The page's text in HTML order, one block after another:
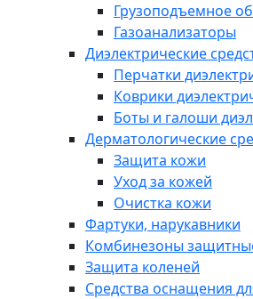
Грузоподъемное
Газоанализаторы
Диэлектрические
Перчатки
Коврики
Боты и галоши
Дерматологические
Защита кожи
Уход за кожей
Очистка кожи
Фартуки, нарукавники
Комбинезоны
Защита коленей
Средства оснащения